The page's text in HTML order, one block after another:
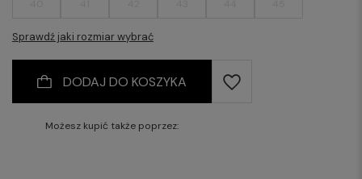
Sprawdź jaki rozmiar wybrać
DODAJ DO KOSZYKA
Możesz kupić także poprzez: